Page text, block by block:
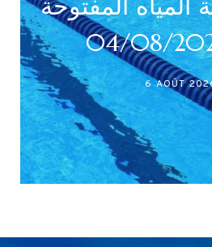
أواسط /
27